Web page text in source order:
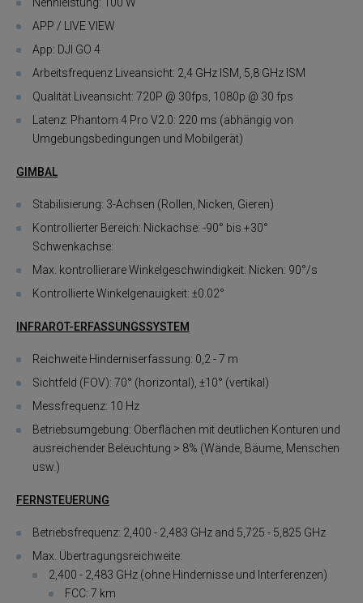
Nennleistung: 100 W
APP / LIVE VIEW
App: DJI GO 4
Arbeitsfrequenz Liveansicht: 2,4 GHz ISM, 5,8 GHz ISM
Qualität Liveansicht: 720P @ 30fps, 1080p @ 30 fps
Latenz: Phantom 4 Pro V2.0: 220 ms (abhängig von
Umgebungsbedingungen und Mobilgerät)
GIMBAL
Stabilisierung: 3-Achsen (Rollen, Nicken, Gieren)
Kontrollierter Bereich: Nickachse: -90° bis +30°
Schwenkachse:
Max. kontrollierare Winkelgeschwindigkeit: Nicken: 90°/s
Kontrollierte Winkelgenauigkeit: ±0.02°
INFRAROT-ERFASSUNGSSYSTEM
Reichweite Hinderniserfassung: 0,2 - 7 m
Sichtfeld (FOV): 70° (horizontal), ±10° (vertikal)
Messfrequenz: 10 Hz
Betriebsumgebung: Oberflächen mit deutlichen Konturen und
ausreichender Beleuchtung > 8% (Wände, Bäume, Menschen
usw.)
FERNSTEUERUNG
Betriebsfrequenz: 2,400 - 2,483 GHz and 5,725 - 5,825 GHz
Max. Übertragungsreichweite:
2,400 - 2,483 GHz (ohne Hindernisse und Interferenzen)
FCC: 7 km